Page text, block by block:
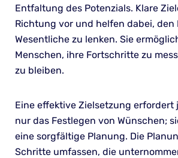
Entfaltung des Potenzials. Klare
Richtung vor und helfen dabei, den
Wesentliche zu lenken. Sie
Menschen, ihre Fortschritte zu
zu bleiben.
Eine effektive Zielsetzung erfordert
nur das Festlegen von Wünschen;
eine sorgfältige Planung. Die
Schritte umfassen, die